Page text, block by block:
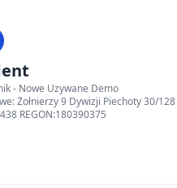
- Nowe Uzywane Demo
Żołnierzy 9 Dywizji Piechoty 30/
REGON:180390375